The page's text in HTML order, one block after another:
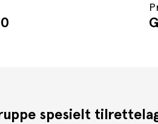
spesielt